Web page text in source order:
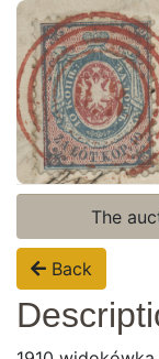
Register
Login
The
Back